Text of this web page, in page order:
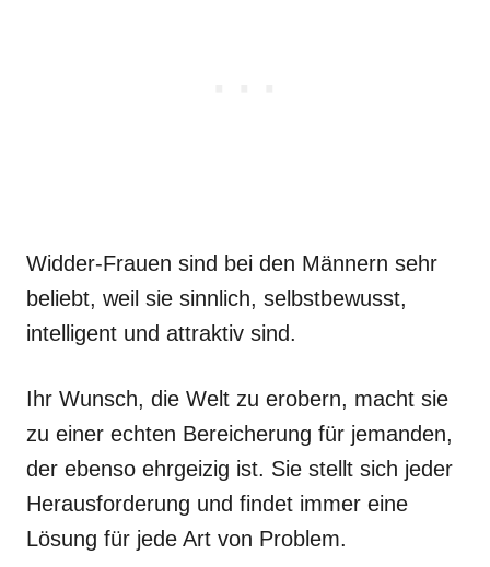
Widder-Frauen sind bei den Männern sehr
beliebt, weil sie sinnlich, selbstbewusst,
intelligent und attraktiv sind.
Ihr Wunsch, die Welt zu erobern, macht sie
zu einer echten Bereicherung für jemanden,
der ebenso ehrgeizig ist. Sie stellt sich jeder
Herausforderung und findet immer eine
Lösung für jede Art von Problem.